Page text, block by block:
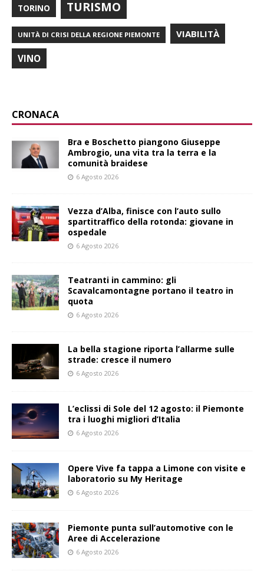
TORINO TURISMO
UNITÀ DI CRISI DELLA REGIONE PIEMONTE VIABILITÀ
VINO
CRONACA
Bra e Boschetto piangono Giuseppe
Ambrogio, una vita tra la terra e la
comunità braidese
6 Agosto 2026
Vezza d’Alba, finisce con l’auto sullo
spartitraffico della rotonda: giovane in
ospedale
6 Agosto 2026
Teatranti in cammino: gli
Scavalcamontagne portano il teatro in
quota
6 Agosto 2026
La bella stagione riporta l’allarme sulle
strade: cresce il numero
6 Agosto 2026
L’eclissi di Sole del 12 agosto: il Piemonte
tra i luoghi migliori d’Italia
6 Agosto 2026
Opere Vive fa tappa a Limone con visite e
laboratorio su My Heritage
6 Agosto 2026
Piemonte punta sull’automotive con le
Aree di Accelerazione
6 Agosto 2026